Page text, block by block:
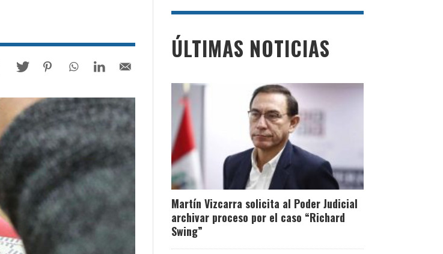
ÚLTIMAS NOTICIAS
Martín Vizcarra solicita al Poder Judicial
archivar proceso por el caso “Richard
Swing”